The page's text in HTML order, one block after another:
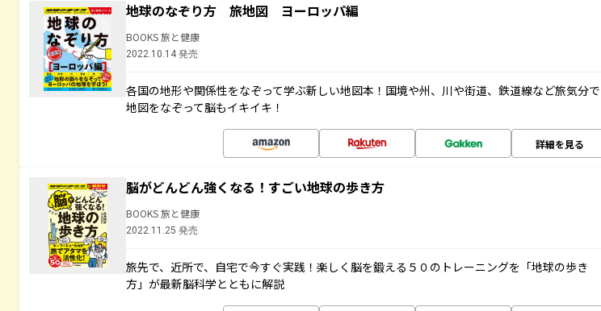
地球のなぞり方 旅地図 ヨーロッパ編
BOOKS 旅と健康
2022.10.14 発売
各国の地形や関係性をなぞって学ぶ新しい地図本！国境や州、川や街道、鉄道線など旅気分で
地図をなぞって脳もイキイキ！
詳細を見る
脳がどんどん強くなる！すごい地球の歩き方
BOOKS 旅と健康
2022.11.25 発売
旅先で、近所で、自宅で今すぐ実践！楽しく脳を鍛える５０のトレーニングを「地球の歩き
方」が最新脳科学とともに解説